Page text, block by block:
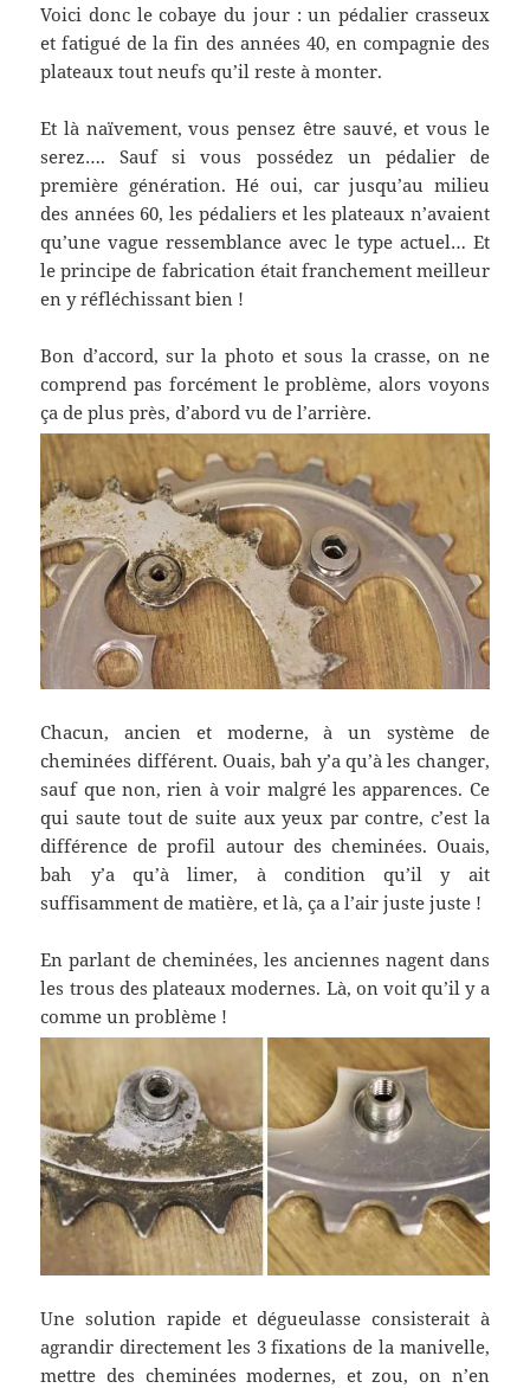
Voici donc le cobaye du jour : un pédalier crasseux
et fatigué de la fin des années 40, en compagnie des
plateaux tout neufs qu’il reste à monter.
Et là naïvement, vous pensez être sauvé, et vous le
serez…. Sauf si vous possédez un pédalier de
première génération. Hé oui, car jusqu’au milieu
des années 60, les pédaliers et les plateaux n’avaient
qu’une vague ressemblance avec le type actuel… Et
le principe de fabrication était franchement meilleur
en y réfléchissant bien !
Bon d’accord, sur la photo et sous la crasse, on ne
comprend pas forcément le problème, alors voyons
ça de plus près, d’abord vu de l’arrière.
Chacun, ancien et moderne, à un système de
cheminées différent. Ouais, bah y’a qu’à les changer,
sauf que non, rien à voir malgré les apparences. Ce
qui saute tout de suite aux yeux par contre, c’est la
différence de profil autour des cheminées. Ouais,
bah y’a qu’à limer, à condition qu’il y ait
suffisamment de matière, et là, ça a l’air juste juste !
En parlant de cheminées, les anciennes nagent dans
les trous des plateaux modernes. Là, on voit qu’il y a
comme un problème !
Une solution rapide et dégueulasse consisterait à
agrandir directement les 3 fixations de la manivelle,
mettre des cheminées modernes, et zou, on n’en